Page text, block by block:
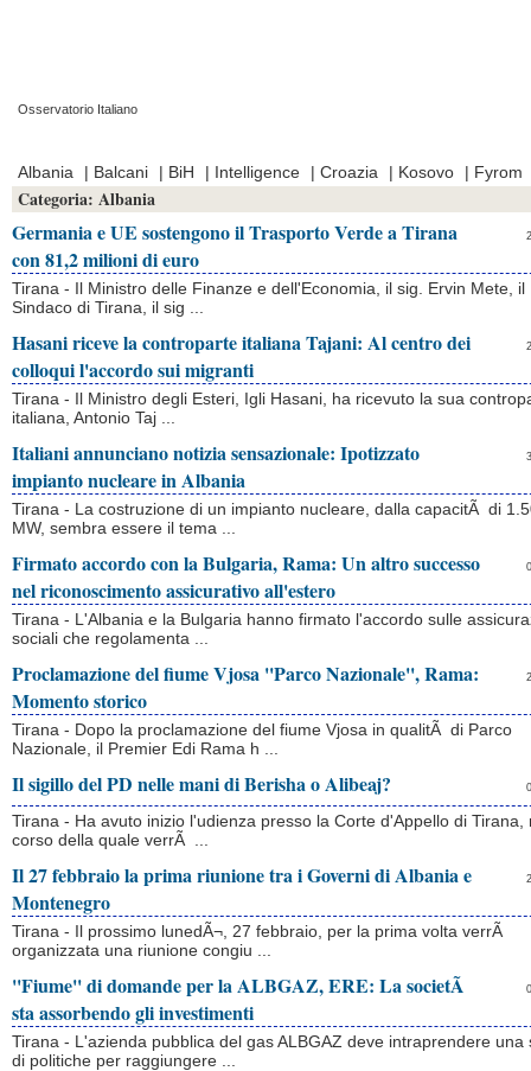
Osservatorio Italiano
Albania
| Balcani | BiH | Intelligence | Croazia | Kosovo | Fyrom
Categoria: Albania
Germania e UE sostengono il Trasporto Verde a Tirana
con 81,2 milioni di euro
Tirana - Il Ministro delle Finanze e dell'Economia, il sig. Ervin Mete, il
Sindaco di Tirana, il sig ...
Hasani riceve la controparte italiana Tajani: Al centro dei
colloqui l'accordo sui migranti
Tirana - Il Ministro degli Esteri, Igli Hasani, ha ricevuto la sua
italiana, Antonio Taj ...
Italiani annunciano notizia sensazionale: Ipotizzato
impianto nucleare in Albania
Tirana - La costruzione di un impianto nucleare, dalla capacitÃ di
MW, sembra essere il tema ...
Firmato accordo con la Bulgaria, Rama: Un altro successo
nel riconoscimento assicurativo all'estero
Tirana - L'Albania e la Bulgaria hanno firmato l'accordo sulle
sociali che regolamenta ...
Proclamazione del fiume Vjosa ''Parco Nazionale'', Rama:
Momento storico
Tirana - Dopo la proclamazione del fiume Vjosa in qualitÃ di Parco
Nazionale, il Premier Edi Rama h ...
Il sigillo del PD nelle mani di Berisha o Alibeaj?
Tirana - Ha avuto inizio l'udienza presso la Corte d'Appello di Tirana,
corso della quale verrÃ ...
Il 27 febbraio la prima riunione tra i Governi di Albania e
Montenegro
Tirana - Il prossimo lunedÃ¬, 27 febbraio, per la prima volta verrÃ
organizzata una riunione congiu ...
''Fiume'' di domande per la ALBGAZ, ERE: La societÃ
sta assorbendo gli investimenti
Tirana - L'azienda pubblica del gas ALBGAZ deve intraprendere una
di politiche per raggiungere ...